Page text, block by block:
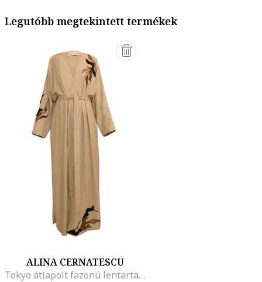
Legutóbb megtekintett termékek
ALINA CERNATESCU
Tokyo átlapolt fazonú lentartalmú ruha, Fekete/Tevebarna